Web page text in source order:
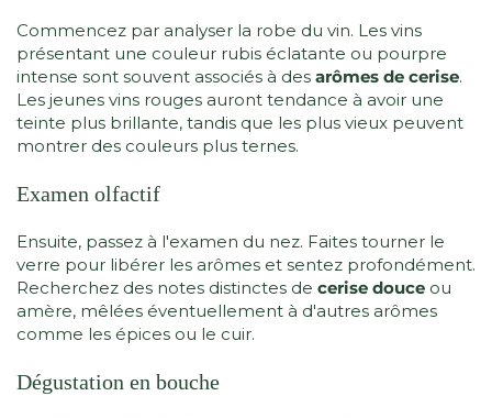
Commencez par analyser la robe du vin. Les vins
présentant une couleur rubis éclatante ou pourpre
intense sont souvent associés à des arômes de cerise.
Les jeunes vins rouges auront tendance à avoir une
teinte plus brillante, tandis que les plus vieux peuvent
montrer des couleurs plus ternes.
Examen olfactif
Ensuite, passez à l'examen du nez. Faites tourner le
verre pour libérer les arômes et sentez profondément.
Recherchez des notes distinctes de cerise douce ou
amère, mêlées éventuellement à d'autres arômes
comme les épices ou le cuir.
Dégustation en bouche